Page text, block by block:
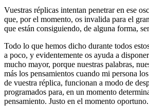
Vuestras réplicas intentan penetrar en ese
que, por el momento, os invalida para el
que están consiguiendo, de alguna forma,
Todo lo que hemos dicho durante todos
a poco, y evidentemente os ayuda a
mucho mayor, porque nuestras palabras,
más los pensamientos cuando mi persona
de vuestra réplica, funcionan a modo de
programados para, en un momento
pensamiento. Justo en el momento oportuno.